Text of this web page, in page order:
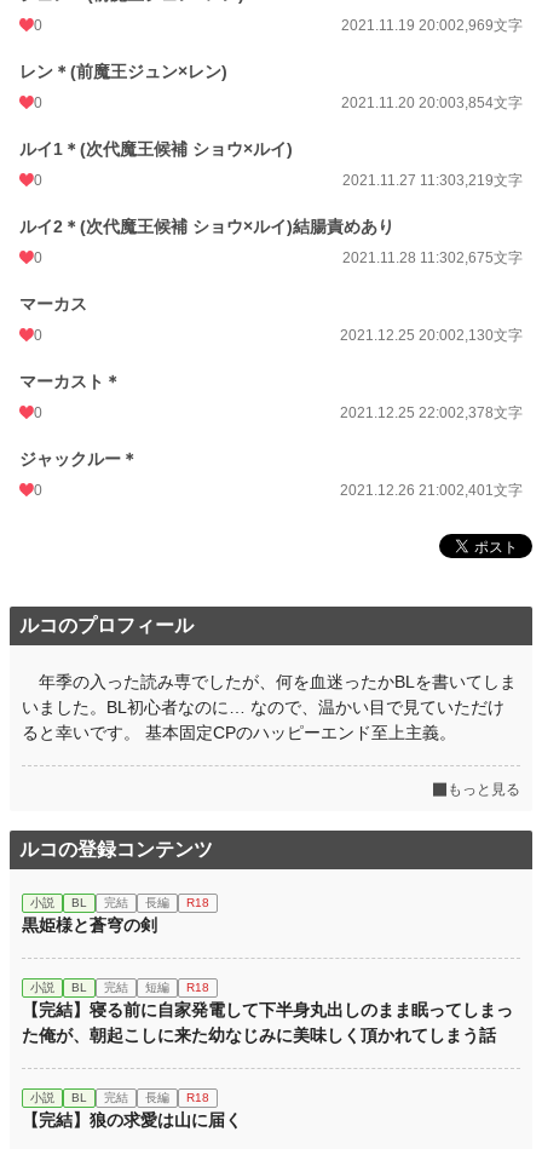
0 2021.11.19 20:002,969文字
レン＊(前魔王ジュン×レン)
0 2021.11.20 20:003,854文字
ルイ1＊(次代魔王候補 ショウ×ルイ)
0 2021.11.27 11:303,219文字
ルイ2＊(次代魔王候補 ショウ×ルイ)結腸責めあり
0 2021.11.28 11:302,675文字
マーカス
0 2021.12.25 20:002,130文字
マーカスト＊
0 2021.12.25 22:002,378文字
ジャックルー＊
0 2021.12.26 21:002,401文字
ルコのプロフィール
年季の入った読み専でしたが、何を血迷ったかBLを書いてしま
いました。BL初心者なのに… なので、温かい目で見ていただけ
ると幸いです。 基本固定CPのハッピーエンド至上主義。
もっと見る
ルコの登録コンテンツ
小説 BL 完結 長編 R18
黒姫様と蒼穹の剣
小説 BL 完結 短編 R18
【完結】寝る前に自家発電して下半身丸出しのまま眠ってしまっ
た俺が、朝起こしに来た幼なじみに美味しく頂かれてしまう話
小説 BL 完結 長編 R18
【完結】狼の求愛は山に届く